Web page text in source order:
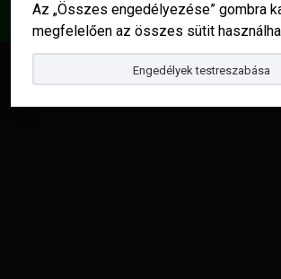
Az „Összes engedélyezése” gombra
megfelelően az összes sütit
Engedélyek testreszabása
© 2025 - Georgikon Alapítvány | site by